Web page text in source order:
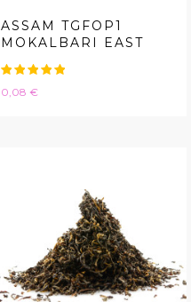
ASSAM TGFOP1
MOKALBARI EAST
Hinta
0,08 €